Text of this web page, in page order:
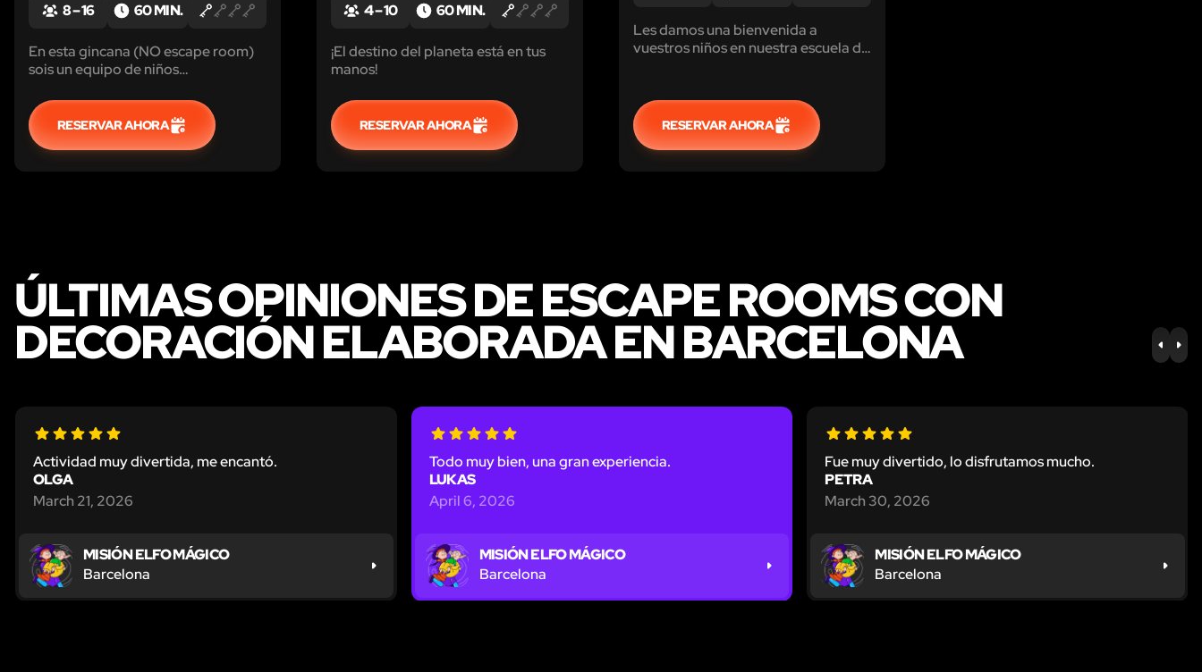
8 – 16 60 MIN.
En esta gincana (NO escape room)
sois un equipo de niños
agentes secretos y trabajaban en las
misiones más secretas del estado,
entre el élite. Ahora es tu turno de
proteger al planeta del mal.
RESERVAR AHORA
4 – 10 60 MIN.
¡El destino del planeta está en tus
manos!
RESERVAR AHORA
Les damos una bienvenida a
vuestros niños en nuestra escuela de
RESERVAR AHORA
ÚLTIMAS OPINIONES DE ESCAPE ROOMS CON
DECORACIÓN ELABORADA EN BARCELONA PREV
Actividad muy divertida, me encantó.
OLGA
March 21, 2026
MISIÓN ELFO MÁGICO
Barcelona
Todo muy bien, una gran experiencia.
LUKAS
April 6, 2026
MISIÓN ELFO MÁGICO
Barcelona
Fue muy divertido, lo disfrutamos mucho.
PETRA
March 30, 2026
MISIÓN ELFO MÁGICO
Barcelona